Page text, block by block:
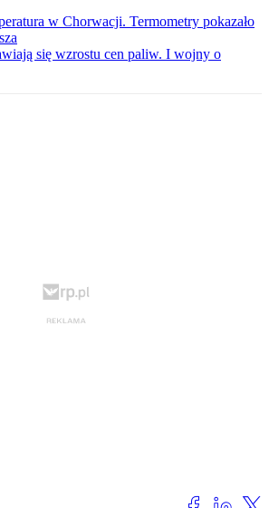
w Chorwacji. Termometry pokazało
się wzrostu cen paliw. I wojny o